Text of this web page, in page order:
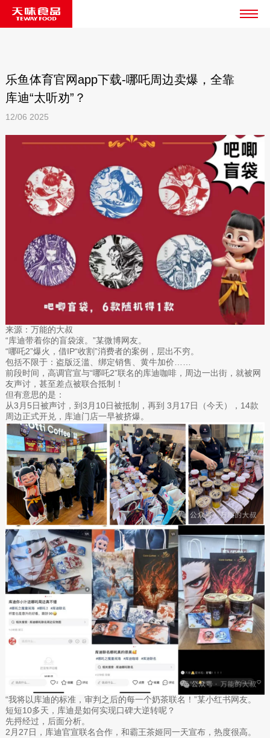
乐鱼体育官网app下载-哪吒周边卖爆，全靠
库迪“太听劝”？
12/06 2025
来源：万能的大叔
“库迪带着你的盲袋滚。”某微博网友。
“哪吒2”爆火，借IP“收割”消费者的案例，层出不穷。
包括不限于：盗版泛滥、绑定销售、黄牛加价……
前段时间，高调官宣与“哪吒2”联名的库迪咖啡，周边一出街，就被网
友声讨，甚至差点被联合抵制！
但有意思的是：
从3月5日被声讨，到3月10日被抵制，再到 3月17日（今天），14款
周边正式开兑，库迪门店一早被挤爆。
“我将以库迪的标准，审判之后的每一个奶茶联名！”某小红书网友。
短短10多天，库迪是如何实现口碑大逆转呢？
先捋经过，后面分析。‍
2月27日，库迪官宣联名合作，和霸王茶姬同一天宣布，热度很高。